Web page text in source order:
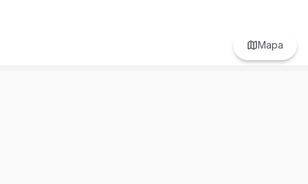
Mapa